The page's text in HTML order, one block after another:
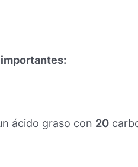
ácido graso con 20